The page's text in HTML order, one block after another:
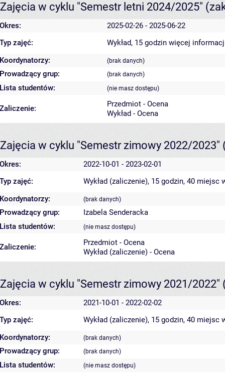
Zajęcia w cyklu "Semestr letni 2024/2025"
Okres:
2025-02-26 - 2025-06-22
Typ zajęć:
Wykład, 15 godzin więcej
Koordynatorzy:
(brak danych)
Prowadzący grup: (brak danych)
Lista studentów: (nie masz dostępu)
Zaliczenie:
Przedmiot - Ocena
Wykład - Ocena
Zajęcia w cyklu "Semestr zimowy 2022/2023"
Okres:
2022-10-01 - 2023-02-01
Typ zajęć:
Wykład (zaliczenie), 15 godzin, 40 miejsc
Koordynatorzy:
(brak danych)
Prowadzący grup:
Izabela Senderacka
Lista studentów:
(nie masz dostępu)
Zaliczenie:
Przedmiot - Ocena
Wykład (zaliczenie) - Ocena
Zajęcia w cyklu "Semestr zimowy 2021/2022"
Okres:
2021-10-01 - 2022-02-02
Typ zajęć:
Wykład (zaliczenie), 15 godzin, 40 miejsc
Koordynatorzy:
(brak danych)
Prowadzący grup: (brak danych)
Lista studentów: (nie masz dostępu)